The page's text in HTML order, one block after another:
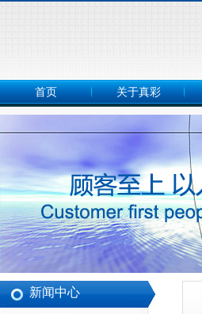
首页 关于真彩
新闻中心